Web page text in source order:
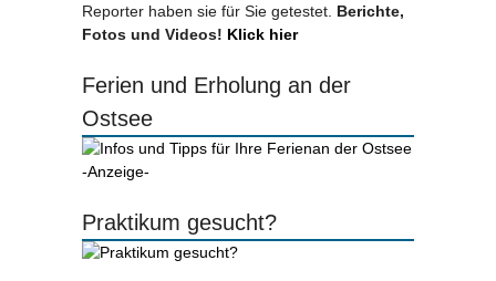
Reporter haben sie für Sie getestet. Berichte,
Fotos und Videos! Klick hier
Ferien und Erholung an der
Ostsee
-Anzeige-
Praktikum gesucht?